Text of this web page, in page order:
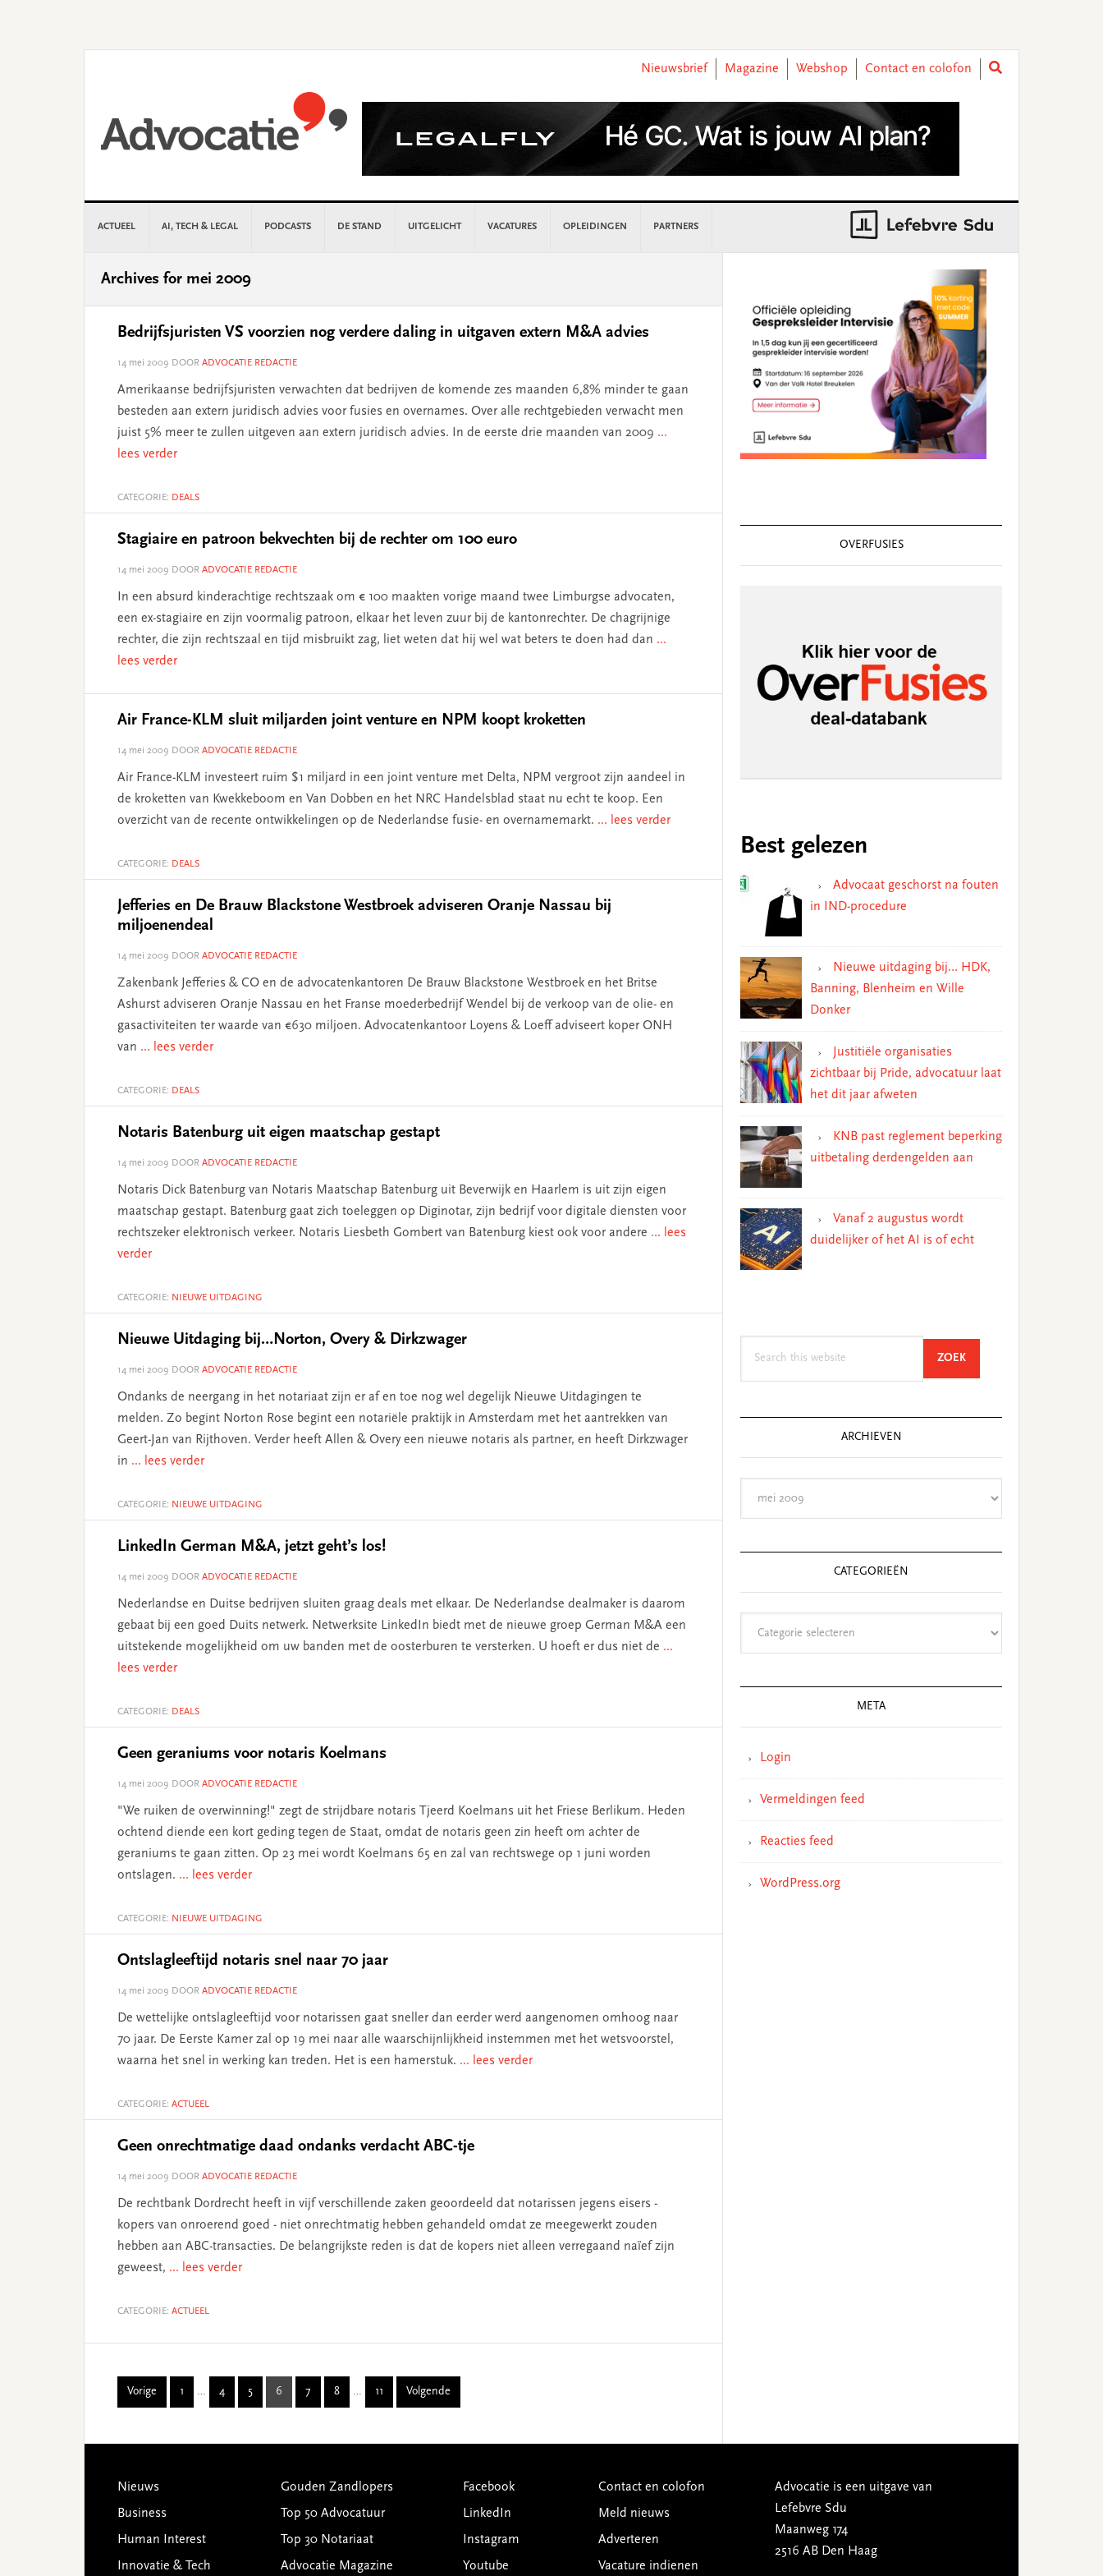
Nieuwsbrief
Magazine Webshop Contact en colofon
ACTUEEL AI, TECH & LEGAL PODCASTS DE STAND UITGELICHT VACATURES OPLEIDINGEN PARTNERS
Archives for mei 2009
Bedrijfsjuristen VS voorzien nog verdere daling in uitgaven extern M&A advies
14 mei 2009 DOOR ADVOCATIE REDACTIE
Amerikaanse bedrijfsjuristen verwachten dat bedrijven de komende zes maanden 6,8% minder te gaan
besteden aan extern juridisch advies voor fusies en overnames. Over alle rechtgebieden verwacht men
juist 5% meer te zullen uitgeven aan extern juridisch advies. In de eerste drie maanden van 2009 ...
lees verder
CATEGORIE: DEALS
Stagiaire en patroon bekvechten bij de rechter om 100 euro
14 mei 2009 DOOR ADVOCATIE REDACTIE
In een absurd kinderachtige rechtszaak om € 100 maakten vorige maand twee Limburgse advocaten,
een ex-stagiaire en zijn voormalig patroon, elkaar het leven zuur bij de kantonrechter. De chagrijnige
rechter, die zijn rechtszaal en tijd misbruikt zag, liet weten dat hij wel wat beters te doen had dan ...
lees verder
Air France-KLM sluit miljarden joint venture en NPM koopt kroketten
14 mei 2009 DOOR ADVOCATIE REDACTIE
Air France-KLM investeert ruim $1 miljard in een joint venture met Delta, NPM vergroot zijn aandeel in
de kroketten van Kwekkeboom en Van Dobben en het NRC Handelsblad staat nu echt te koop. Een
overzicht van de recente ontwikkelingen op de Nederlandse fusie- en overnamemarkt. ... lees verder
CATEGORIE: DEALS
Jefferies en De Brauw Blackstone Westbroek adviseren Oranje Nassau bij
miljoenendeal
14 mei 2009 DOOR ADVOCATIE REDACTIE
Zakenbank Jefferies & CO en de advocatenkantoren De Brauw Blackstone Westbroek en het Britse
Ashurst adviseren Oranje Nassau en het Franse moederbedrijf Wendel bij de verkoop van de olie- en
gasactiviteiten ter waarde van €630 miljoen. Advocatenkantoor Loyens & Loeff adviseert koper ONH
van ... lees verder
CATEGORIE: DEALS
Notaris Batenburg uit eigen maatschap gestapt
14 mei 2009 DOOR ADVOCATIE REDACTIE
Notaris Dick Batenburg van Notaris Maatschap Batenburg uit Beverwijk en Haarlem is uit zijn eigen
maatschap gestapt. Batenburg gaat zich toeleggen op Diginotar, zijn bedrijf voor digitale diensten voor
rechtszeker elektronisch verkeer. Notaris Liesbeth Gombert van Batenburg kiest ook voor andere ... lees
verder
CATEGORIE: NIEUWE UITDAGING
Nieuwe Uitdaging bij…Norton, Overy & Dirkzwager
14 mei 2009 DOOR ADVOCATIE REDACTIE
Ondanks de neergang in het notariaat zijn er af en toe nog wel degelijk Nieuwe Uitdagingen te
melden. Zo begint Norton Rose begint een notariële praktijk in Amsterdam met het aantrekken van
Geert-Jan van Rijthoven. Verder heeft Allen & Overy een nieuwe notaris als partner, en heeft Dirkzwager
in ... lees verder
CATEGORIE: NIEUWE UITDAGING
LinkedIn German M&A, jetzt geht’s los!
14 mei 2009 DOOR ADVOCATIE REDACTIE
Nederlandse en Duitse bedrijven sluiten graag deals met elkaar. De Nederlandse dealmaker is daarom
gebaat bij een goed Duits netwerk. Netwerksite LinkedIn biedt met de nieuwe groep German M&A een
uitstekende mogelijkheid om uw banden met de oosterburen te versterken. U hoeft er dus niet de ...
lees verder
CATEGORIE: DEALS
Geen geraniums voor notaris Koelmans
14 mei 2009 DOOR ADVOCATIE REDACTIE
"We ruiken de overwinning!" zegt de strijdbare notaris Tjeerd Koelmans uit het Friese Berlikum. Heden
ochtend diende een kort geding tegen de Staat, omdat de notaris geen zin heeft om achter de
geraniums te gaan zitten. Op 23 mei wordt Koelmans 65 en zal van rechtswege op 1 juni worden
ontslagen. ... lees verder
CATEGORIE: NIEUWE UITDAGING
Ontslagleeftijd notaris snel naar 70 jaar
14 mei 2009 DOOR ADVOCATIE REDACTIE
De wettelijke ontslagleeftijd voor notarissen gaat sneller dan eerder werd aangenomen omhoog naar
70 jaar. De Eerste Kamer zal op 19 mei naar alle waarschijnlijkheid instemmen met het wetsvoorstel,
waarna het snel in werking kan treden. Het is een hamerstuk. ... lees verder
CATEGORIE: ACTUEEL
Geen onrechtmatige daad ondanks verdacht ABC-tje
14 mei 2009 DOOR ADVOCATIE REDACTIE
De rechtbank Dordrecht heeft in vijf verschillende zaken geoordeeld dat notarissen jegens eisers -
kopers van onroerend goed - niet onrechtmatig hebben gehandeld omdat ze meegewerkt zouden
hebben aan ABC-transacties. De belangrijkste reden is dat de kopers niet alleen verregaand naïef zijn
geweest, ... lees verder
CATEGORIE: ACTUEEL
Vorige Page
1
Interim
pages
… Page
4 Page
5 Page
6 Page
7 Page
8
Interim
pages
… 11 Volgende
OVERFUSIES
Best gelezen
Advocaat geschorst na fouten
in IND-procedure
Nieuwe uitdaging bij… HDK,
Banning, Blenheim en Wille
Donker
Justitiële organisaties
zichtbaar bij Pride, advocatuur laat
het dit jaar afweten
KNB past reglement beperking
uitbetaling derdengelden aan
Vanaf 2 augustus wordt
duidelijker of het AI is of echt
ZOEKSEARCH
ARCHIEVEN
CATEGORIEËN
META
Login
Vermeldingen feed
Reacties feed
WordPress.org
Footer
Nieuws
Business
Human Interest
Innovatie & Tech
Gouden Zandlopers
Top 50 Advocatuur
Top 30 Notariaat
Advocatie Magazine
Facebook
LinkedIn
Instagram
Youtube
Contact en colofon
Meld nieuws
Adverteren
Vacature indienen
Advocatie is een uitgave van
Lefebvre Sdu
Maanweg 174
2516 AB Den Haag